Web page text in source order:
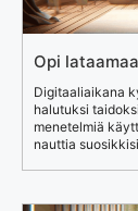
Opi
Digitaaliaikana
halutuksi
menetelmiä
nauttia